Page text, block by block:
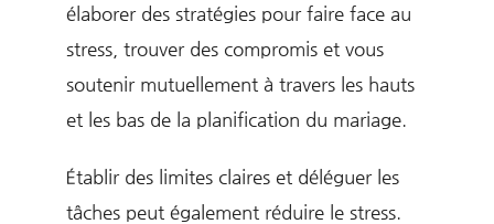
élaborer des stratégies pour faire face au
stress, trouver des compromis et vous
soutenir mutuellement à travers les hauts
et les bas de la planification du mariage.
Établir des limites claires et déléguer les
tâches peut également réduire le stress.